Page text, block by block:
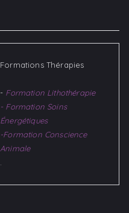
Formations Thérapies
- Formation Lithothérapie
- Formation Soins
Énergétiques
-Formation Conscience
Animale